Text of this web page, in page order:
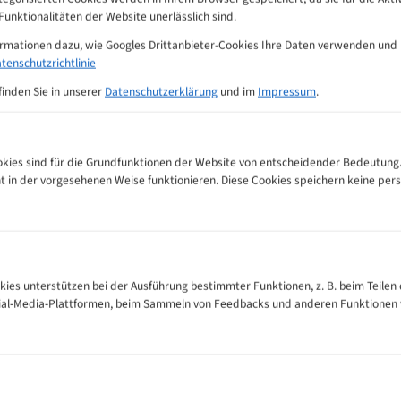
0 Bewertungen
8,74 €
0 Bewertungen
7,62 €
Flexback
ein professionelles
und Harthölzern
Promax PM 721005 Flexback
Bandsägeblatt
Dieses
sowie
der Website unerlässlich sind.
dazu, wie Googles Drittanbieter-Cookies Ihre Daten verwenden und
Sie in unserer Datenschutzerklärung und im Impressum.
sind für die Grundfunktionen der Website von entscheidender
in der vorgesehenen Weise funktionieren. Diese Cookies speichern keine
unterstützen bei der Ausführung bestimmter Funktionen, z. B. beim
Media-Plattformen, beim Sammeln von Feedbacks und anderen Funktionen